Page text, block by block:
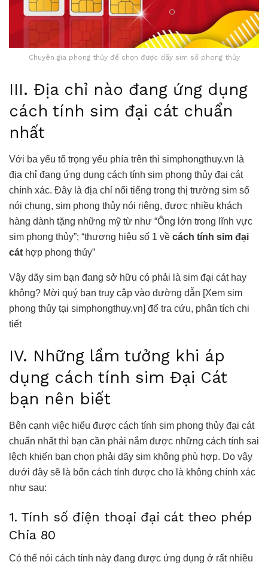
Chuyên gia phong thủy để chọn được dãy sim số phong thủy
III. Địa chỉ nào đang ứng dụng
cách tính sim đại cát chuẩn
nhất
Với ba yếu tố trọng yếu phía trên thì simphongthuy.vn là
địa chỉ đang ứng dụng cách tính sim phong thủy đại cát
chính xác. Đây là địa chỉ nổi tiếng trong thị trường sim số
nói chung, sim phong thủy nói riêng, được nhiều khách
hàng dành tặng những mỹ từ như “Ông lớn trong lĩnh vực
sim phong thủy”; “thương hiệu số 1 về cách tính sim đại
cát hợp phong thủy”
Vậy dãy sim bạn đang sở hữu có phải là sim đại cát hay
không? Mời quý bạn truy cập vào đường dẫn [Xem sim
phong thủy tại simphongthuy.vn] để tra cứu, phân tích chi
tiết
IV. Những lầm tưởng khi áp
dụng cách tính sim Đại Cát
bạn nên biết
Bên cạnh việc hiểu được cách tính sim phong thủy đại cát
chuẩn nhất thì bạn cần phải nắm được những cách tính sai
lệch khiến bạn chọn phải dãy sim không phù hợp. Do vậy
dưới đây sẽ là bốn cách tính được cho là không chính xác
như sau:
1. Tính số điện thoại đại cát theo phép
Chia 80
Có thể nói cách tính này đang được ứng dụng ở rất nhiều